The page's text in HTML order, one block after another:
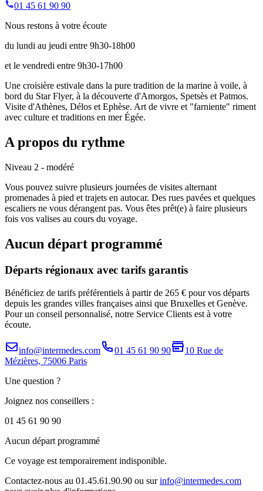
01 45 61 90 90
Nous restons à votre écoute
du lundi au jeudi entre 9h30-18h00
et le vendredi entre 9h30-17h00
Une croisière estivale dans la pure tradition de la marine à voile, à
bord du Star Flyer, à la découverte d'Amorgos, Spetsès et Patmos.
Visite d'Athènes, Délos et Ephèse. Art de vivre et "farniente" riment
avec culture et traditions en mer Égée.
A propos du rythme
Niveau 2 - modéré
Vous pouvez suivre plusieurs journées de visites alternant
promenades à pied et trajets en autocar. Des rues pavées et quelques
escaliers ne vous dérangent pas. Vous êtes prêt(e) à faire plusieurs
fois vos valises au cours du voyage.
Aucun départ programmé
Départs régionaux avec tarifs garantis
Bénéficiez de tarifs préférentiels à partir de 265 € pour vos départs
depuis les grandes villes françaises ainsi que Bruxelles et Genève.
Pour un conseil personnalisé, notre Service Clients est à votre
écoute.
info@intermedes.com 01 45 61 90 90
10 Rue de
Mézières, 75006 Paris
Une question ?
Joignez nos conseillers :
01 45 61 90 90
Aucun départ programmé
Ce voyage est temporairement indisponible.
Contactez-nous au 01.45.61.90.90 ou surinfo@intermedes.com